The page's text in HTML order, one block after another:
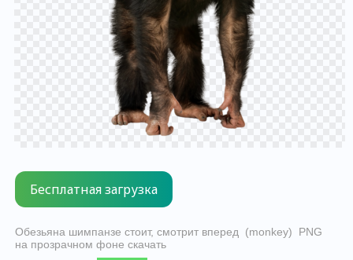
Обезьяна шимпанзе стоит, смотрит вперед (monkey) PNG
на прозрачном фоне скачать